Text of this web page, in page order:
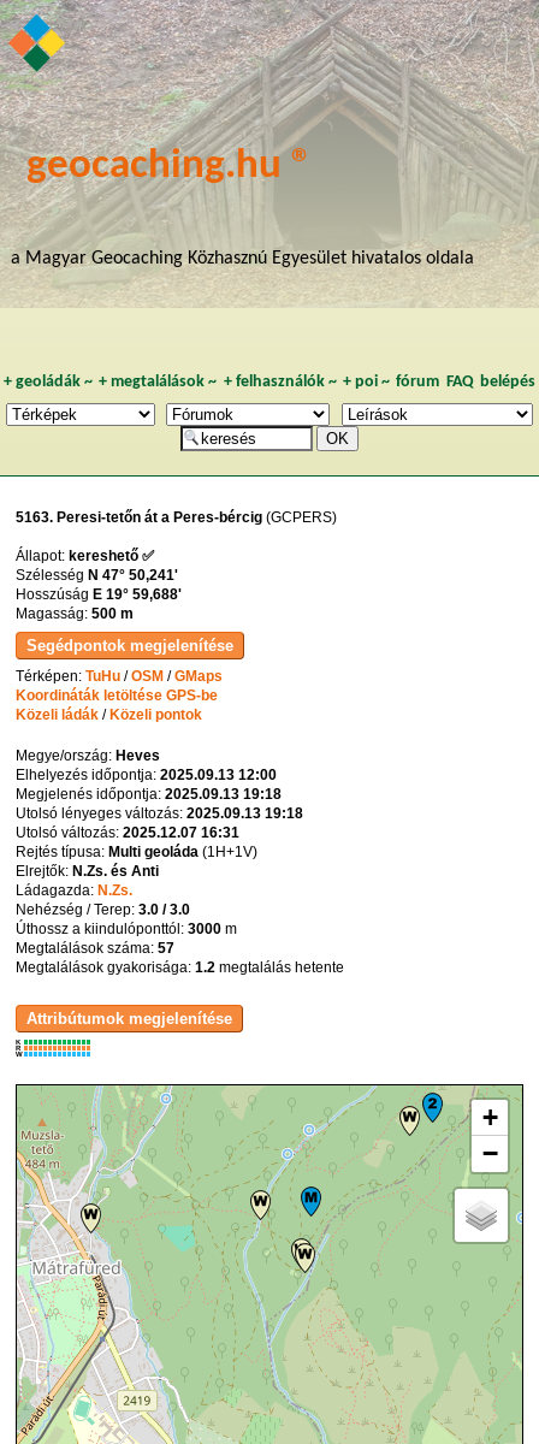
geocaching.hu ®
a Magyar Geocaching Közhasznú Egyesület hivatalos oldala
+ geoládák~ +megtalálások ~ + felhasználók~ + poi~ fórum FAQ belépés
5163. Peresi-tetőn át a Peres-bércig (GCPERS)
Állapot: kereshető ✅
Szélesség N 47° 50,241'
Hosszúság E 19° 59,688'
Magasság:500 m
Térképen:TuHu /OSM /GMaps
Koordináták letöltése GPS-be
Közeli ládák /Közeli pontok
Megye/ország:Heves
Elhelyezés időpontja:2025.09.13 12:00
Megjelenés időpontja:2025.09.13 19:18
Utolsó lényeges változás:2025.09.13 19:18
Utolsó változás:2025.12.07 16:31
Rejtés típusa:Multi geoláda (1H+1V)
Elrejtők:N.Zs. és Anti
Ládagazda:N.Zs.
Nehézség / Terep:3.0 / 3.0
Úthossz a kiindulóponttól:3000 m
Megtalálások száma:57
Megtalálások gyakorisága:1.2 megtalálás hetente
K
R
W
+
−